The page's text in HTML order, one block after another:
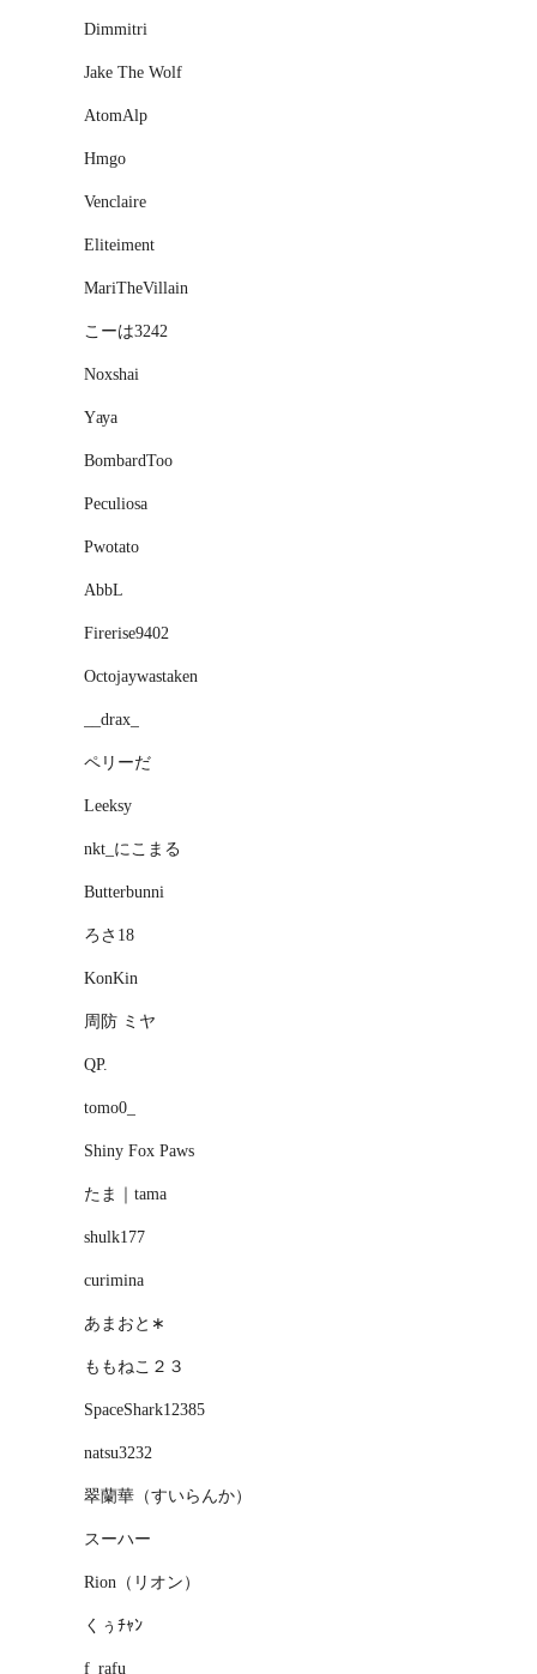
Dimmitri
Jake The Wolf
AtomAlp
Hmgo
Venclaire
Eliteiment
MariTheVillain
こーは3242
Noxshai
Yауа
BombardToo
Peculiosa
Pwotato
AbbL
Firerise9402
Octojaywastaken
__drax_
ペリーだ
Leeksy
nkt_にこまる
Butterbunni
ろさ18
KonKin
周防 ミヤ
QP.
tomo0_
Shiny Fox Paws
たま｜tama
shulk177
curimina
あまおと∗
ももねこ２３
SpaceShark12385
natsu3232
翠蘭華（すいらんか）
スーハー
Rion（リオン）
くぅﾁｬﾝ
f_rafu